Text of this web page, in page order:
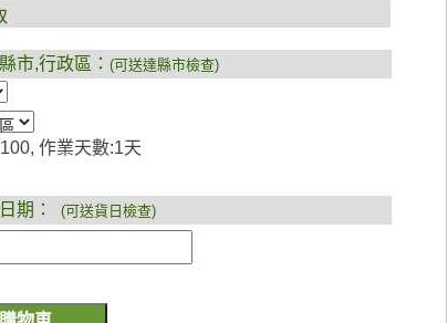
市,行政區： (可送達縣市檢查)
作業天數:1天
期： (可送貨日檢查)